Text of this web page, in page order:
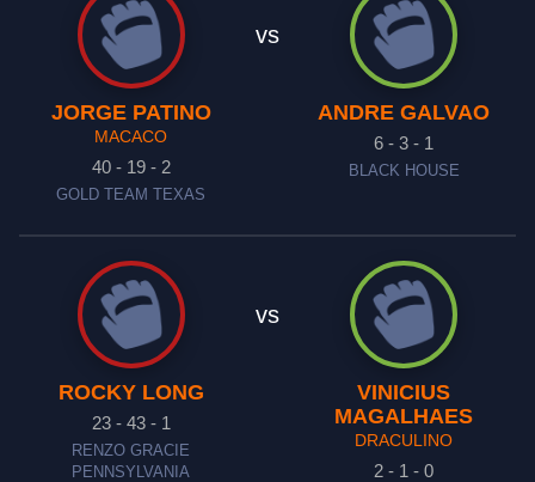
JORGE PATINO
MACACO
40 - 19 - 2
GOLD TEAM TEXAS
vs
ANDRE GALVAO
6 - 3 - 1
BLACK HOUSE
ROCKY LONG
23 - 43 - 1
RENZO GRACIE
PENNSYLVANIA
vs
VINICIUS
MAGALHAES
DRACULINO
2 - 1 - 0